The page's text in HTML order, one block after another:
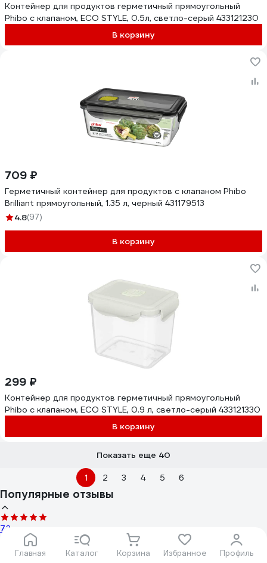
Главная Каталог Корзина Избранное Профиль
Контейнер для продуктов герметичный прямоугольный
Phibo с клапаном, ECO STYLE, 0.5л, светло-серый 433121230
В корзину
709 ₽
Герметичный контейнер для продуктов с клапаном Phibo
Brilliant прямоугольный, 1.35 л, черный 431179513
4.8(97)
В корзину
299 ₽
Контейнер для продуктов герметичный прямоугольный
Phibo с клапаном, ECO STYLE, 0.9 л, светло-серый 433121330
В корзину
Показать еще 40
1 2 3 4 5 6
Популярные отзывы
72 отзыва
Отзыв о Phibo ФРЭШ 433139809